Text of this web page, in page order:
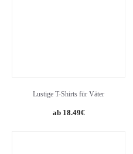
Lustige T-Shirts für Väter
18.49€